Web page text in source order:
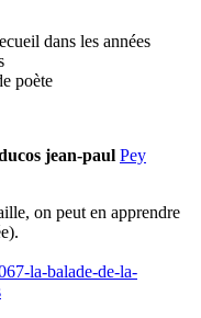
dans les années
poète
jean-paul Pey
on peut en apprendre
la-balade-de-la-